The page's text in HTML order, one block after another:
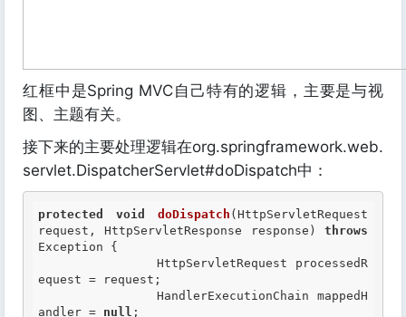
红框中是Spring MVC自己特有的逻辑，主要是与视
图、主题有关。
接下来的主要处理逻辑在org.springframework.web.
servlet.DispatcherServlet#doDispatch中：
protected void doDispatch (HttpServletRequest
request, HttpServletResponse response) throws
Exception {
equest = request;
andler = null ;